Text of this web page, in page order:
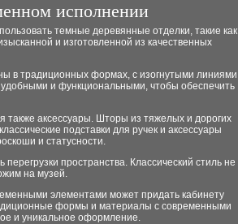
исполнении
темные деревянные отделки, такие как
и изготовленной из качественных
в традиционных формах, с изогнутыми линиями
и функциональными, чтобы обеспечить
также аксессуары. Шторы из тяжелых и дорогих
подставки для ручек и аксессуары
и статусности.
пространства. Классический стиль не
на музей.
элементами может придать кабинету
формы и материалы с современными
и уникальное оформление.